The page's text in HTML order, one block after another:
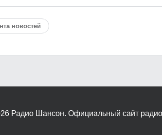
новостей
Радио Шансон. Официальный сайт